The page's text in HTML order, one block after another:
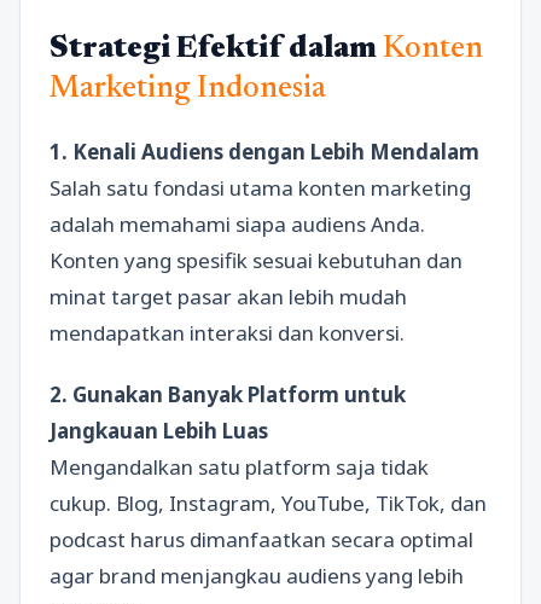
Strategi Efektif dalam Konten
Marketing Indonesia
1. Kenali Audiens dengan Lebih Mendalam
Salah satu fondasi utama konten marketing
adalah memahami siapa audiens Anda.
Konten yang spesifik sesuai kebutuhan dan
minat target pasar akan lebih mudah
mendapatkan interaksi dan konversi.
2. Gunakan Banyak Platform untuk
Jangkauan Lebih Luas
Mengandalkan satu platform saja tidak
cukup. Blog, Instagram, YouTube, TikTok, dan
podcast harus dimanfaatkan secara optimal
agar brand menjangkau audiens yang lebih